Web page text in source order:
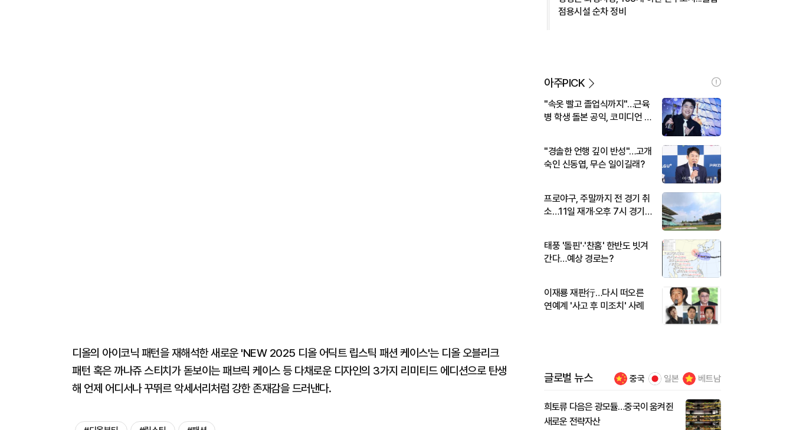
디올의 아이코닉 패턴을 재해석한 새로운 'NEW 2025 디올 어딕트 립스틱 패션 케이스'는 디올 오블리크
패턴 혹은 까나쥬 스티치가 돋보이는 패브릭 케이스 등 다채로운 디자인의 3가지 리미티드 에디션으로 탄생
해 언제 어디서나 꾸뛰르 악세서리처럼 강한 존재감을 드러낸다.
점용시설 순차 정비
아주PICK
"속옷 빨고 졸업식까지"…근육
병 학생 돌본 공익, 코미디언 김
"경솔한 언행 깊이 반성"…고개
숙인 신동엽, 무슨 일이길래?
프로야구, 주말까지 전 경기 취
소…11일 재개·오후 7시 경기
태풍 '돌핀'·'찬홈' 한반도 빗겨
간다…예상 경로는?
이재룡 재판行…다시 떠오른
연예계 '사고 후 미조치' 사례
글로벌 뉴스 중국 일본 베트남
희토류 다음은 광모듈…중국이 움켜쥔
새로운 전략자산